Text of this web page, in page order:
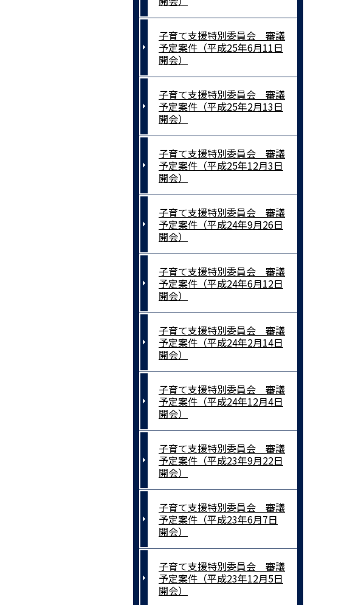
子育て支援特別委員会 審議
予定案件（平成25年6月11日
開会）
子育て支援特別委員会 審議
予定案件（平成25年2月13日
開会）
子育て支援特別委員会 審議
予定案件（平成25年12月3日
開会）
子育て支援特別委員会 審議
予定案件（平成24年9月26日
開会）
子育て支援特別委員会 審議
予定案件（平成24年6月12日
開会）
子育て支援特別委員会 審議
予定案件（平成24年2月14日
開会）
子育て支援特別委員会 審議
予定案件（平成24年12月4日
開会）
子育て支援特別委員会 審議
予定案件（平成23年9月22日
開会）
子育て支援特別委員会 審議
予定案件（平成23年6月7日
開会）
子育て支援特別委員会 審議
予定案件（平成23年12月5日
開会）